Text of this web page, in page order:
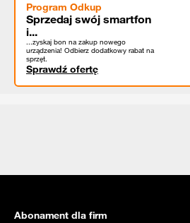
Program Odkup
Sprzedaj swój smartfon
i...
...zyskaj bon na zakup nowego
urządzenia! Odbierz dodatkowy rabat na
sprzęt.
Sprawdź ofertę
Abonament dla firm